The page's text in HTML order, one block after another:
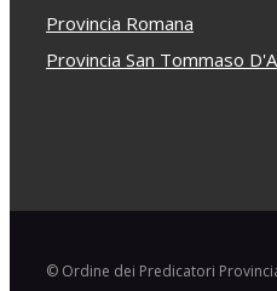
Provincia Romana
Provincia San Tommaso
© Ordine dei Predicatori